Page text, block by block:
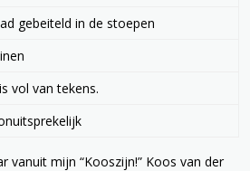
gebeiteld in de stoepen
vol van tekens.
mijn “Kooszijn!” Koos van der